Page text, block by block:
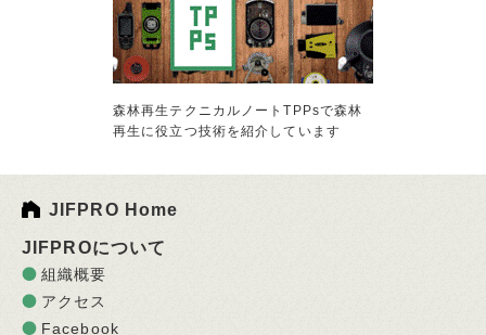
森林再生テクニカルノートTPPsで森林
再生に役立つ技術を紹介しています
JIFPRO Home
JIFPROについて
組織概要
アクセス
Facebook